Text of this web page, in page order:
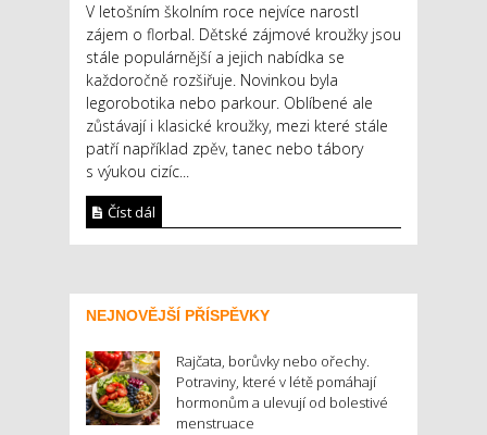
V letošním školním roce nejvíce narostl
zájem o florbal. Dětské zájmové kroužky jsou
stále populárnější a jejich nabídka se
každoročně rozšiřuje. Novinkou byla
legorobotika nebo parkour. Oblíbené ale
zůstávají i klasické kroužky, mezi které stále
patří například zpěv, tanec nebo tábory
s výukou cizíc...
Číst dál
NEJNOVĚJŠÍ PŘÍSPĚVKY
Rajčata, borůvky nebo ořechy.
Potraviny, které v létě pomáhají
hormonům a ulevují od bolestivé
menstruace